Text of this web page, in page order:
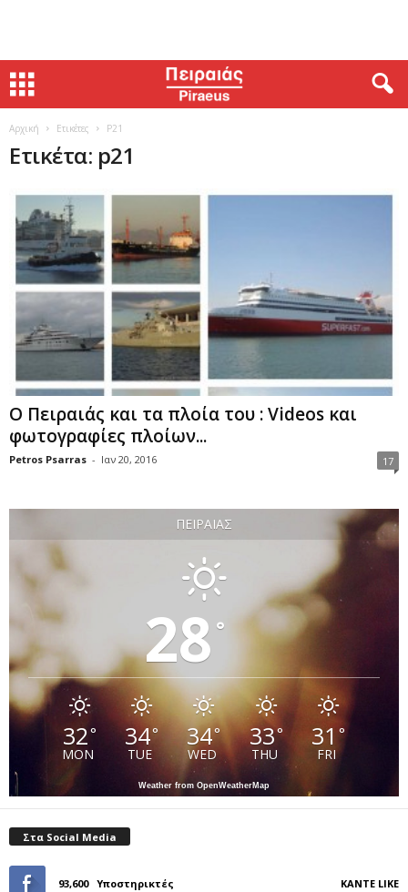
Αρχική Ετικέτες P21
Ετικέτα: p21
Ο Πειραιάς και τα πλοία του : Videos και
φωτογραφίες πλοίων...
Petros Psarras - Ιαν 20, 2016 17
ΠΕΙΡΑΙΆΣ
28 °
32°
MON
34°
TUE
34°
WED
33°
THU
31°
FRI
Weather from OpenWeatherMap
Στα Social Media
93,600 Υποστηρικτές ΚΆΝΤΕ LIKE